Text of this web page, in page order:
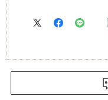
他にもいくつかリング
はそのなかでもダント